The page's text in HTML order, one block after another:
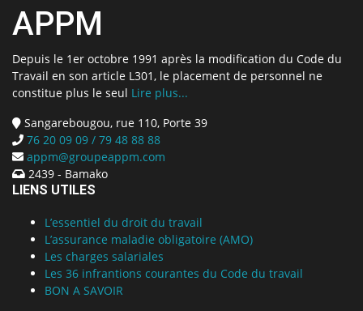
APPM
Depuis le 1er octobre 1991 après la modification du Code du
Travail en son article L301, le placement de personnel ne
constitue plus le seul Lire plus...
Sangarebougou, rue 110, Porte 39
76 20 09 09 / 79 48 88 88
appm@groupeappm.com
2439 - Bamako
LIENS UTILES
L’essentiel du droit du travail
L’assurance maladie obligatoire (AMO)
Les charges salariales
Les 36 infrantions courantes du Code du travail
BON A SAVOIR